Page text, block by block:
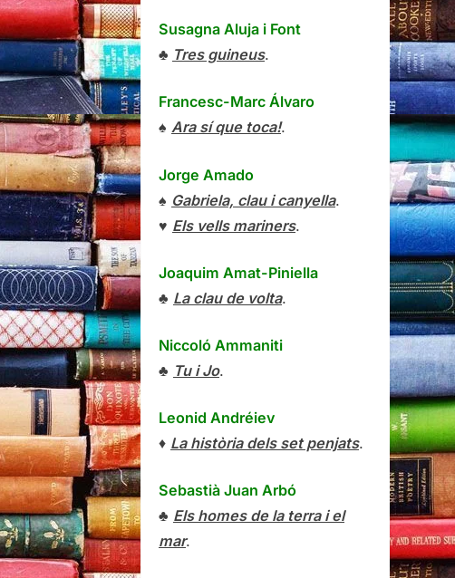
Susagna Aluja i Font
♣ Tres guineus.
Francesc-Marc Álvaro
♠ Ara sí que toca!.
Jorge Amado
♠ Gabriela, clau i canyella.
♥ Els vells mariners.
Joaquim Amat-Piniella
♣ La clau de volta.
Niccoló Ammaniti
♣ Tu i Jo.
Leonid Andréiev
♦ La història dels set penjats.
Sebastià Juan Arbó
♣ Els homes de la terra i el
mar.